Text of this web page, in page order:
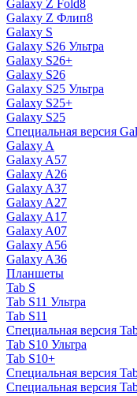
Galaxy Z Fold8
Galaxy Z Флип8
Galaxy S
Galaxy S26 Ультра
Galaxy S26+
Galaxy S26
Galaxy S25 Ультра
Galaxy S25+
Galaxy S25
Специальная версия
Galaxy A
Galaxy A57
Galaxy A26
Galaxy A37
Galaxy A27
Galaxy A17
Galaxy A07
Galaxy A56
Galaxy A36
Планшеты
Tab S
Tab S11 Ультра
Tab S11
Специальная версия
Tab S10 Ультра
Tab S10+
Специальная версия
Специальная версия